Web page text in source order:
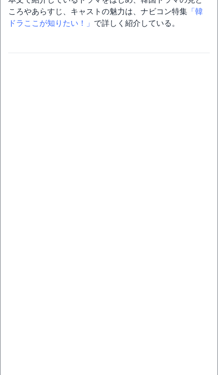
ころやあらすじ、キャストの魅力は、ナビコン特集 「韓
ドラここが知りたい！」 で詳しく紹介している。